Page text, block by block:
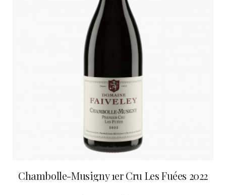
Chambolle-Musigny 1er Cru Les Fuées 2022